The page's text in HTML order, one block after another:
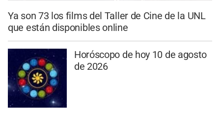
Ya son 73 los films del Taller de Cine de la UNL
que están disponibles online
Horóscopo de hoy 10 de agosto
de 2026